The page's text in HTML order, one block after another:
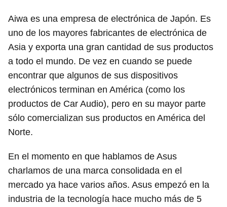
Aiwa es una empresa de electrónica de Japón. Es
uno de los mayores fabricantes de electrónica de
Asia y exporta una gran cantidad de sus productos
a todo el mundo. De vez en cuando se puede
encontrar que algunos de sus dispositivos
electrónicos terminan en América (como los
productos de Car Audio), pero en su mayor parte
sólo comercializan sus productos en América del
Norte.
En el momento en que hablamos de Asus
charlamos de una marca consolidada en el
mercado ya hace varios años. Asus empezó en la
industria de la tecnología hace mucho más de 5